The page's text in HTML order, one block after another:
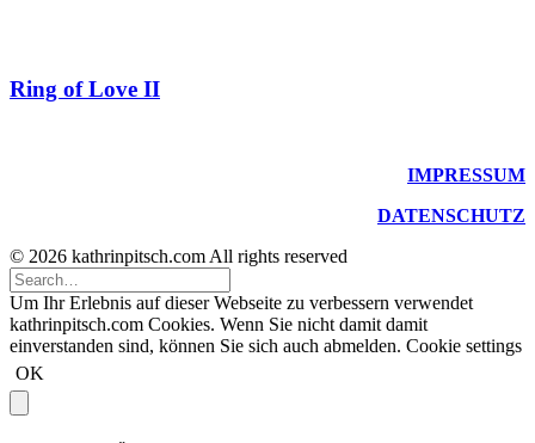
Ring of Love II
IMPRESSUM
DATENSCHUTZ
© 2026 kathrinpitsch.com All rights reserved
Um Ihr Erlebnis auf dieser Webseite zu verbessern verwendet
kathrinpitsch.com Cookies. Wenn Sie nicht damit damit
einverstanden sind, können Sie sich auch abmelden. Cookie settings
OK